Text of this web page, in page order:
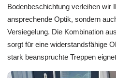
Bodenbeschichtung verleihen wir
ansprechende Optik, sondern
Versiegelung. Die Kombination
sorgt für eine widerstandsfähige
stark beanspruchte Treppen